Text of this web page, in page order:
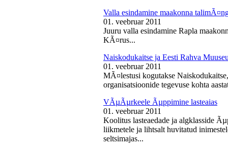
Valla esindamine maakonna
01. veebruar 2011
Juuru valla esindamine Rapla
KÃ¤rus...
Naiskodukaitse ja Eesti Rahva
01. veebruar 2011
MÃ¤lestusi kogutakse
organisatsioonide tegevuse kohta
VÃµÃµrkeele Ãµppimine lasteaias
01. veebruar 2011
Koolitus lasteaedade ja algklasside
liikmetele ja lihtsalt huvitatud
seltsimajas...